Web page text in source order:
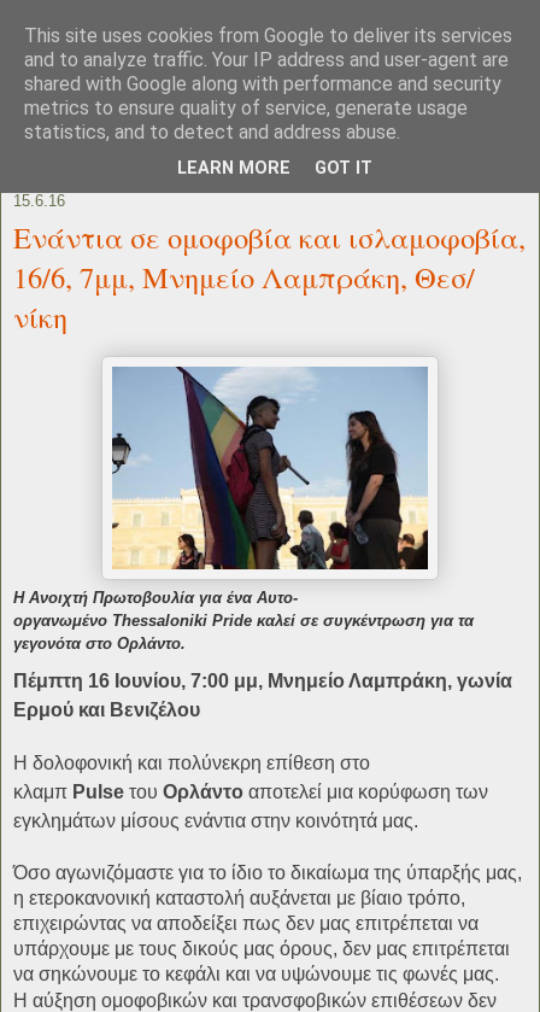
15.6.16
Eνάντια σε ομοφοβία και ισλαμοφοβία,
16/6, 7μμ, Μνημείο Λαμπράκη, Θεσ/
νίκη
Η Ανοιχτή Πρωτοβουλία για ένα Αυτο-
οργανωμένο Thessaloniki Pride καλεί σε συγκέντρωση για τα
γεγονότα στο Ορλάντο.
Πέμπτη 16 Ιουνίου, 7:00 μμ, Μνημείο Λαμπράκη, γωνία
Ερμού και Βενιζέλου
Η δολοφονική και πολύνεκρη επίθεση στο
κλαμπ Pulse του Ορλάντο αποτελεί μια κορύφωση των
εγκλημάτων μίσους ενάντια στην κοινότητά μας.
Όσο αγωνιζόμαστε για το ίδιο το δικαίωμα της ύπαρξής μας,
η ετεροκανονική καταστολή αυξάνεται με βίαιο τρόπο,
επιχειρώντας να αποδείξει πως δεν μας επιτρέπεται να
υπάρχουμε με τους δικούς μας όρους, δεν μας επιτρέπεται
να σηκώνουμε το κεφάλι και να υψώνουμε τις φωνές μας.
Η αύξηση ομοφοβικών και τρανσφοβικών επιθέσεων δεν
This site uses cookies from Google to deliver its services
and to analyze traffic. Your IP address and user-agent are
shared with Google along with performance and security
metrics to ensure quality of service, generate usage
statistics, and to detect and address abuse.
LEARN MORE GOT IT